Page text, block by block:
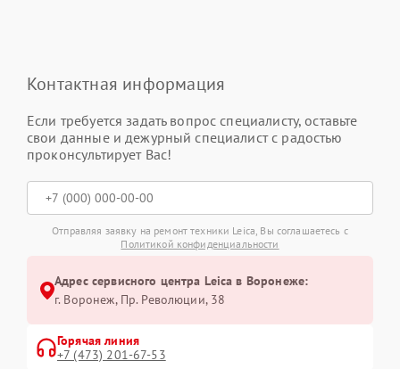
Контактная информация
Если требуется задать вопрос специалисту, оставьте
свои данные и дежурный специалист с радостью
проконсультирует Вас!
Отправляя заявку на ремонт техники Leica, Вы соглашаетесь с
Политикой конфиденциальности
Адрес сервисного центра Leica в Воронеже:
г. Воронеж, Пр. Революции, 38
Горячая линия
+7 (473) 201-67-53